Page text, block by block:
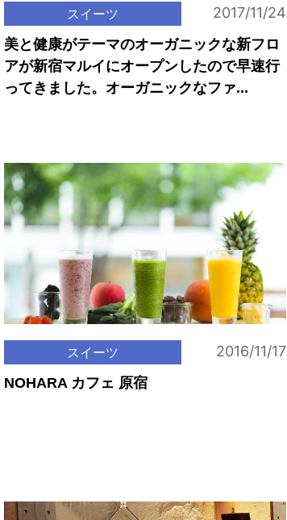
スイーツ 2017/11/24
美と健康がテーマのオーガニックな新フロ
アが新宿マルイにオープンしたので早速行
ってきました。オーガニックなファ...
スイーツ 2016/11/17
NOHARA カフェ 原宿